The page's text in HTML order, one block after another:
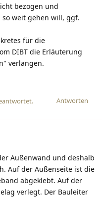
bezogen und
weit gehen will, ggf.
für die
DIBT die Erläuterung
verlangen.
Antworten
Außenwand und deshalb
Auf der Außenseite ist die
abgeklebt. Auf der
verlegt. Der Bauleiter